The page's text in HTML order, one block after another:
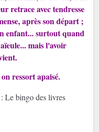
retrace avec tendresse
après son départ ;
enfant... surtout quand
mais l'avoir
ressort apaisé.